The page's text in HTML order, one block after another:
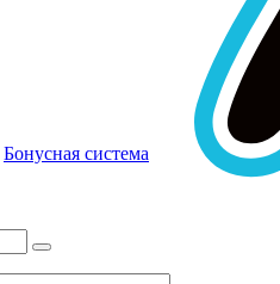
Бонусная система